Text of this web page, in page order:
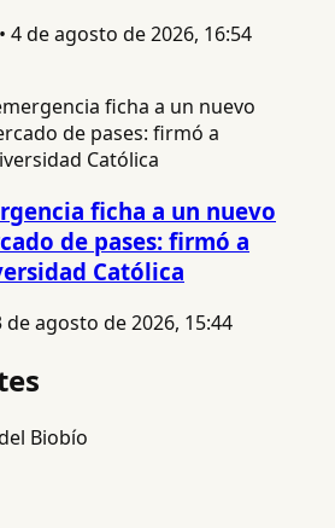
• 4 de agosto de 2026, 16:54
ficha a un nuevo
de pases: firmó a
Católica
de agosto de 2026, 15:44
Biobío